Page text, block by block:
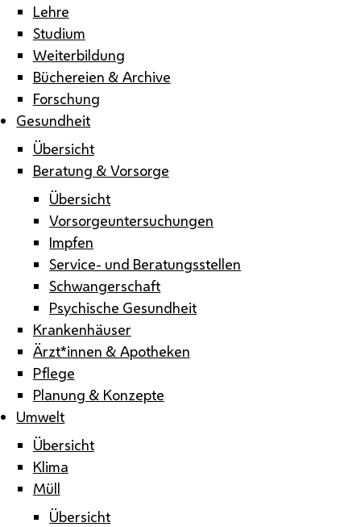
Lehre
Studium
Weiterbildung
Büchereien & Archive
Forschung
Gesundheit
Übersicht
Beratung & Vorsorge
Übersicht
Vorsorgeuntersuchungen
Impfen
Service- und Beratungsstellen
Schwangerschaft
Psychische Gesundheit
Krankenhäuser
Ärzt*innen & Apotheken
Pflege
Planung & Konzepte
Umwelt
Übersicht
Klima
Müll
Übersicht